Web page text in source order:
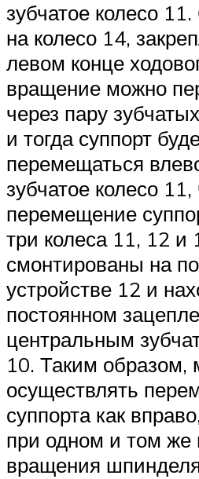
зубчатое колесо 11.
на колесо 14,
левом конце
вращение можно
через пару
и тогда суппорт
перемещаться
зубчатое колесо
перемещение
три колеса 11, 12 и
смонтированы на
устройстве 12 и
постоянном
центральным
10. Таким образом,
осуществлять
суппорта как
при одном и том же
вращения